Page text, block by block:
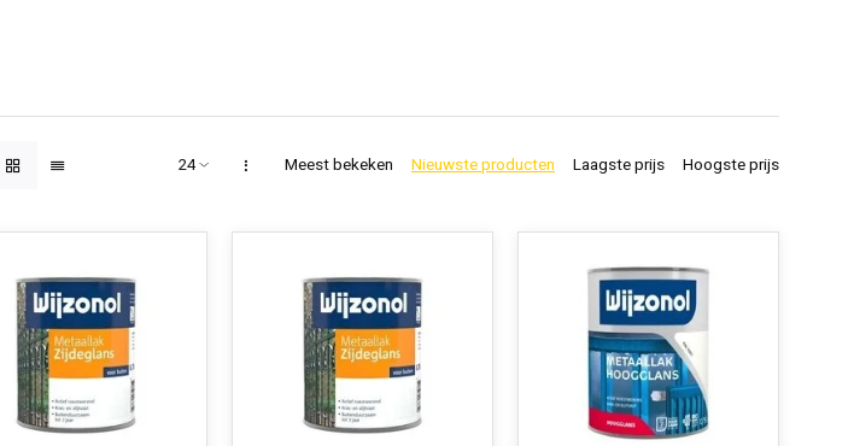
Meest bekeken Nieuwste producten Laagste prijs Hoogste prijs